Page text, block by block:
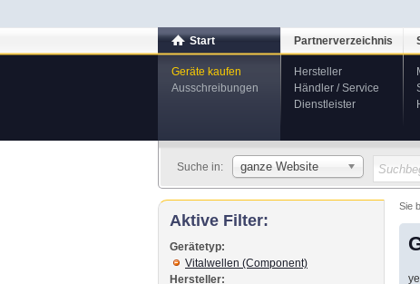
Start
Geräte kaufen
Ausschreibungen
Partnerverzeichnis
Hersteller
Händler / Service
Dienstleister
Suche in: ganze Website
Sie
Aktive Filter:
Gerätetyp:
Vitalwellen (Component)
Hersteller: